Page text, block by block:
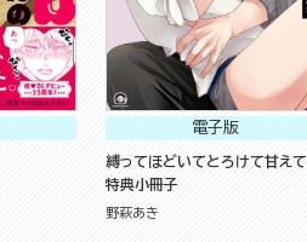
電子版
縛ってほどいてとろけて甘えて
特典小冊子
野萩あき